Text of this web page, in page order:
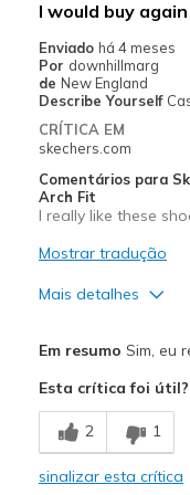
I would buy again
Enviado há 4 meses
Por downhillmarg
de New England
Describe Yourself
CRÍTICA EM
skechers.com
Comentários para
Arch Fit
I really like these
Mostrar tradução
Mais detalhes
Comfortable
Stylish
Em resumo Sim, eu
Esta crítica foi útil?
2 1
sinalizar esta crítica